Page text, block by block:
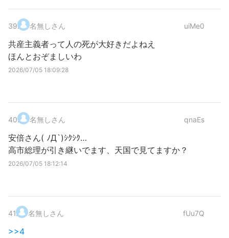
39. 名無しさん uiMe0
共産主義者って人の死が大好きだよねえ
ほんとおぞましいわ
2026/07/05 18:09:28
40. 名無しさん qnaEs
安倍さん( ﾉД`)ｼｸｼｸ…
高市総理が引き継いでます、天国で見てますか？
2026/07/05 18:12:14
41. 名無しさん fUu7Q
>>4